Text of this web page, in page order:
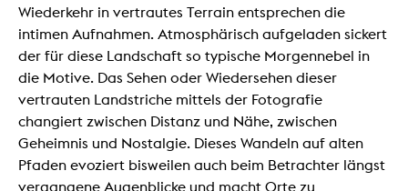
Wiederkehr in vertrautes Terrain entsprechen die
intimen Aufnahmen. Atmosphärisch aufgeladen sickert
der für diese Landschaft so typische Morgennebel in
die Motive. Das Sehen oder Wiedersehen dieser
vertrauten Landstriche mittels der Fotografie
changiert zwischen Distanz und Nähe, zwischen
Geheimnis und Nostalgie. Dieses Wandeln auf alten
Pfaden evoziert bisweilen auch beim Betrachter längst
vergangene Augenblicke und macht Orte zu